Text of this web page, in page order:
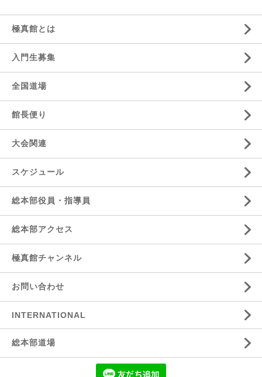
極真館とは
入門生募集
全国道場
館長便り
大会関連
スケジュール
総本部役員・指導員
総本部アクセス
極真館チャンネル
お問い合わせ
INTERNATIONAL
総本部道場